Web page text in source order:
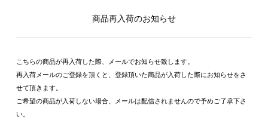
商品再入荷のお知らせ
こちらの商品が再入荷した際、メールでお知らせ致します。
再入荷メールのご登録を頂くと、登録頂いた商品が入荷した際にお知らせをさ
せて頂きます。
ご希望の商品が入荷しない場合、メールは配信されませんので予めご了承下さ
い。